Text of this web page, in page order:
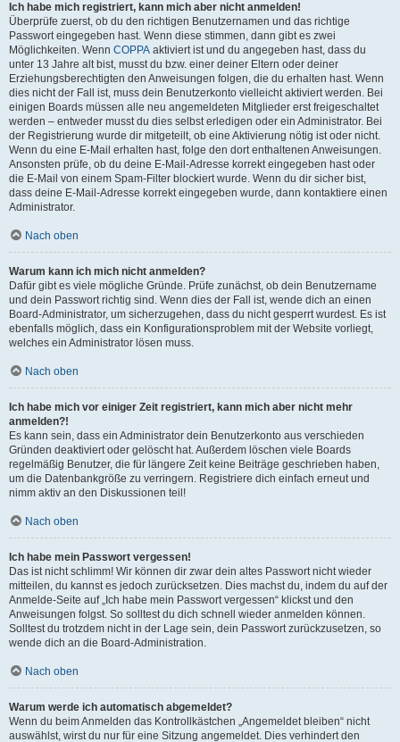
Ich habe mich registriert, kann mich aber nicht anmelden!
Überprüfe zuerst, ob du den richtigen Benutzernamen und das richtige
Passwort eingegeben hast. Wenn diese stimmen, dann gibt es zwei
Möglichkeiten. Wenn COPPA aktiviert ist und du angegeben hast, dass du
unter 13 Jahre alt bist, musst du bzw. einer deiner Eltern oder deiner
Erziehungsberechtigten den Anweisungen folgen, die du erhalten hast. Wenn
dies nicht der Fall ist, muss dein Benutzerkonto vielleicht aktiviert werden. Bei
einigen Boards müssen alle neu angemeldeten Mitglieder erst freigeschaltet
werden – entweder musst du dies selbst erledigen oder ein Administrator. Bei
der Registrierung wurde dir mitgeteilt, ob eine Aktivierung nötig ist oder nicht.
Wenn du eine E-Mail erhalten hast, folge den dort enthaltenen Anweisungen.
Ansonsten prüfe, ob du deine E-Mail-Adresse korrekt eingegeben hast oder
die E-Mail von einem Spam-Filter blockiert wurde. Wenn du dir sicher bist,
dass deine E-Mail-Adresse korrekt eingegeben wurde, dann kontaktiere einen
Administrator.
Nach oben
Warum kann ich mich nicht anmelden?
Dafür gibt es viele mögliche Gründe. Prüfe zunächst, ob dein Benutzername
und dein Passwort richtig sind. Wenn dies der Fall ist, wende dich an einen
Board-Administrator, um sicherzugehen, dass du nicht gesperrt wurdest. Es ist
ebenfalls möglich, dass ein Konfigurationsproblem mit der Website vorliegt,
welches ein Administrator lösen muss.
Nach oben
Ich habe mich vor einiger Zeit registriert, kann mich aber nicht mehr
anmelden?!
Es kann sein, dass ein Administrator dein Benutzerkonto aus verschieden
Gründen deaktiviert oder gelöscht hat. Außerdem löschen viele Boards
regelmäßig Benutzer, die für längere Zeit keine Beiträge geschrieben haben,
um die Datenbankgröße zu verringern. Registriere dich einfach erneut und
nimm aktiv an den Diskussionen teil!
Nach oben
Ich habe mein Passwort vergessen!
Das ist nicht schlimm! Wir können dir zwar dein altes Passwort nicht wieder
mitteilen, du kannst es jedoch zurücksetzen. Dies machst du, indem du auf der
Anmelde-Seite auf „Ich habe mein Passwort vergessen“ klickst und den
Anweisungen folgst. So solltest du dich schnell wieder anmelden können.
Solltest du trotzdem nicht in der Lage sein, dein Passwort zurückzusetzen, so
wende dich an die Board-Administration.
Nach oben
Warum werde ich automatisch abgemeldet?
Wenn du beim Anmelden das Kontrollkästchen „Angemeldet bleiben“ nicht
auswählst, wirst du nur für eine Sitzung angemeldet. Dies verhindert den